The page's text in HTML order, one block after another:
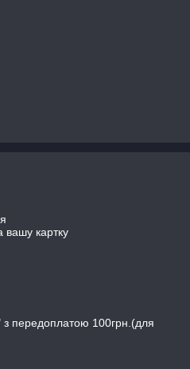
вашу картку
передоплатою 100грн.(для